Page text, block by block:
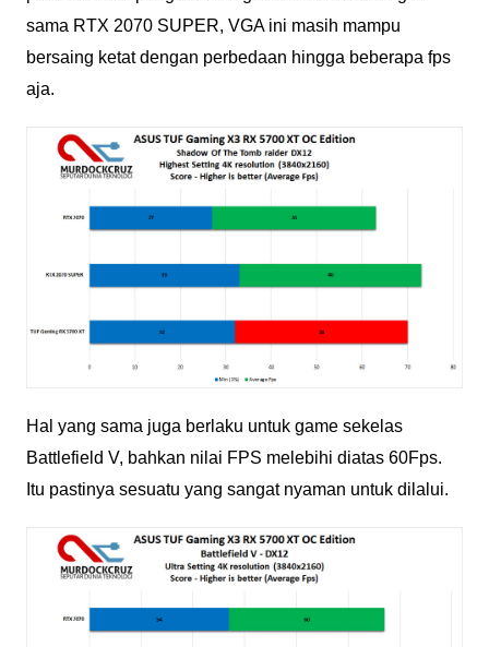
sama RTX 2070 SUPER, VGA ini masih mampu
bersaing ketat dengan perbedaan hingga beberapa fps
aja.
Hal yang sama juga berlaku untuk game sekelas
Battlefield V, bahkan nilai FPS melebihi diatas 60Fps.
Itu pastinya sesuatu yang sangat nyaman untuk dilalui.